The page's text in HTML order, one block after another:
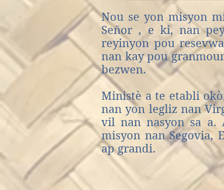
Nou se yon misyon
Señor , e ki, nan
reyinyon pou
nan kay pou
bezwen.
Ministè a te etabli
nan yon legliz nan
vil nan nasyon sa a.
misyon nan Segovia,
ap grandi.